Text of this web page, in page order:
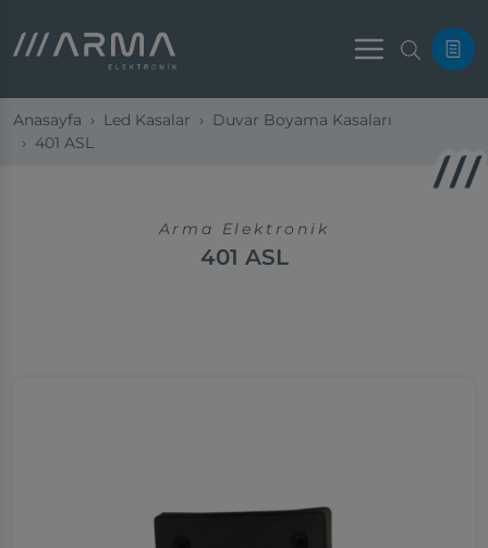
Menu
Anasayfa Led Kasalar
Duvar Boyama Kasaları
401 ASL
Arma Elektronik
401 ASL